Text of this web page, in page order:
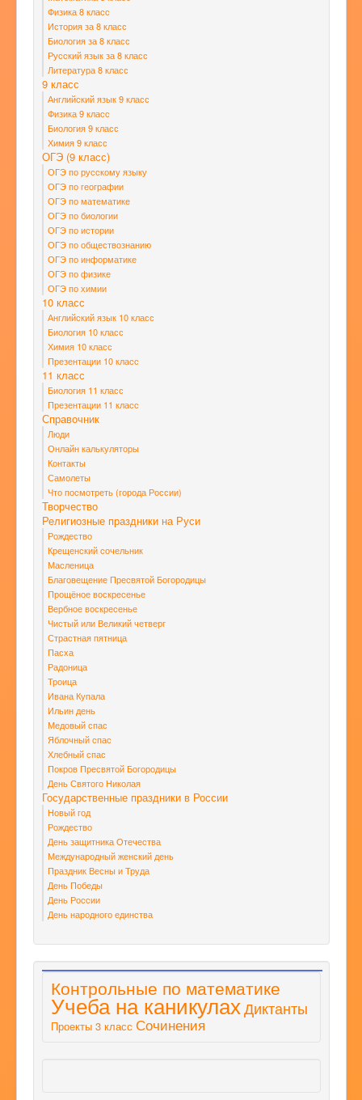
Физика 8 класс
История за 8 класс
Биология за 8 класс
Русский язык за 8 класс
Литература 8 класс
9 класс
Английский язык 9 класс
Физика 9 класс
Биология 9 класс
Химия 9 класс
ОГЭ (9 класс)
ОГЭ по русскому языку
ОГЭ по географии
ОГЭ по математике
ОГЭ по биологии
ОГЭ по истории
ОГЭ по обществознанию
ОГЭ по информатике
ОГЭ по физике
ОГЭ по химии
10 класс
Английский язык 10 класс
Биология 10 класс
Химия 10 класс
Презентации 10 класс
11 класс
Биология 11 класс
Презентации 11 класс
Справочник
Люди
Онлайн калькуляторы
Контакты
Самолеты
Что посмотреть (города России)
Творчество
Религиозные праздники на Руси
Рождество
Крещенский сочельник
Масленица
Благовещение Пресвятой Богородицы
Прощёное воскресенье
Вербное воскресенье
Чистый или Великий четверг
Страстная пятница
Пасха
Радоница
Троица
Ивана Купала
Ильин день
Медовый спас
Яблочный спас
Хлебный спас
Покров Пресвятой Богородицы
День Святого Николая
Государственные праздники в России
Новый год
Рождество
День защитника Отечества
Международный женский день
Праздник Весны и Труда
День Победы
День России
День народного единства
Контрольные по математике
Учеба на каникулахДиктанты
Проекты 3 класс Сочинения